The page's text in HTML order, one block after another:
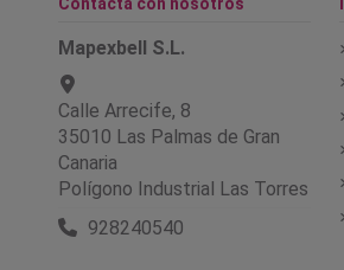
Mapexbell S.L.
Calle Arrecife, 8
35010 Las Palmas de Gran
Canaria
Polígono Industrial Las Torres
928240540